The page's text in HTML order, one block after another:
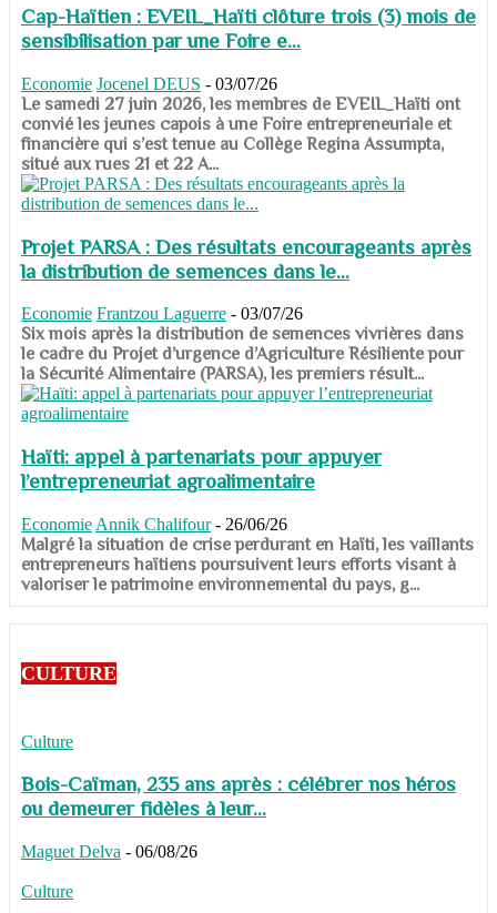
Cap-Haïtien : EVEIL_Haïti clôture trois (3) mois de
sensibilisation par une Foire e...
Economie Jocenel DEUS - 03/07/26
Le samedi 27 juin 2026, les membres de EVEIL_Haïti ont
convié les jeunes capois à une Foire entrepreneuriale et
financière qui s’est tenue au Collège Regina Assumpta,
situé aux rues 21 et 22 A...
Projet PARSA : Des résultats encourageants après
la distribution de semences dans le...
Economie Frantzou Laguerre - 03/07/26
​​​​​​​Six mois après la distribution de semences vivrières dans
le cadre du Projet d’urgence d’Agriculture Résiliente pour
la Sécurité Alimentaire (PARSA), les premiers résult...
Haïti: appel à partenariats pour appuyer
l’entrepreneuriat agroalimentaire
Economie Annik Chalifour - 26/06/26
​​​​​​​Malgré la situation de crise perdurant en Haïti, les vaillants
entrepreneurs haïtiens poursuivent leurs efforts visant à
valoriser le patrimoine environnemental du pays, g...
CULTURE
Culture
Bois-Caïman, 235 ans après : célébrer nos héros
ou demeurer fidèles à leur...
Maguet Delva - 06/08/26
Culture